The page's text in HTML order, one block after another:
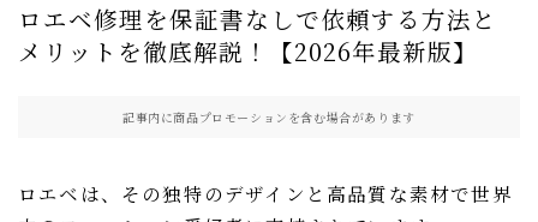
ロエベ修理を保証書なしで依頼する方法と
メリットを徹底解説！【2026年最新版】
記事内に商品プロモーションを含む場合があります
ロエベは、その独特のデザインと高品質な素材で世界